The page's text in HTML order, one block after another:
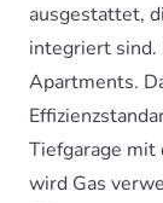
ausgestattet,
integriert sind.
Apartments.
Tiefgarage
wird Gas